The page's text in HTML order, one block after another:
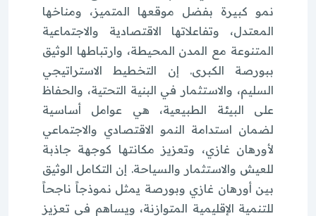
نمو كبيرة بفضل موقعها المتميز، ومناخها
المعتدل، وتفاعلاتها الاقتصادية والاجتماعية
المتنوعة مع المدن المحيطة، وارتباطها الوثيق
ببورصة الكبرى. إن التخطيط الاستراتيجي
السليم، والاستثمار في البنية التحتية، والحفاظ
على البيئة الطبيعية، هي عوامل أساسية
لضمان استدامة النمو الاقتصادي والاجتماعي
لأورهان غازي، وتعزيز مكانتها كوجهة جاذبة
للعيش والاستثمار والسياحة. إن التكامل الوثيق
بين أورهان غازي وبورصة يمثل نموذجاً ناجحاً
للتنمية الإقليمية المتوازنة، ويساهم في تعزيز